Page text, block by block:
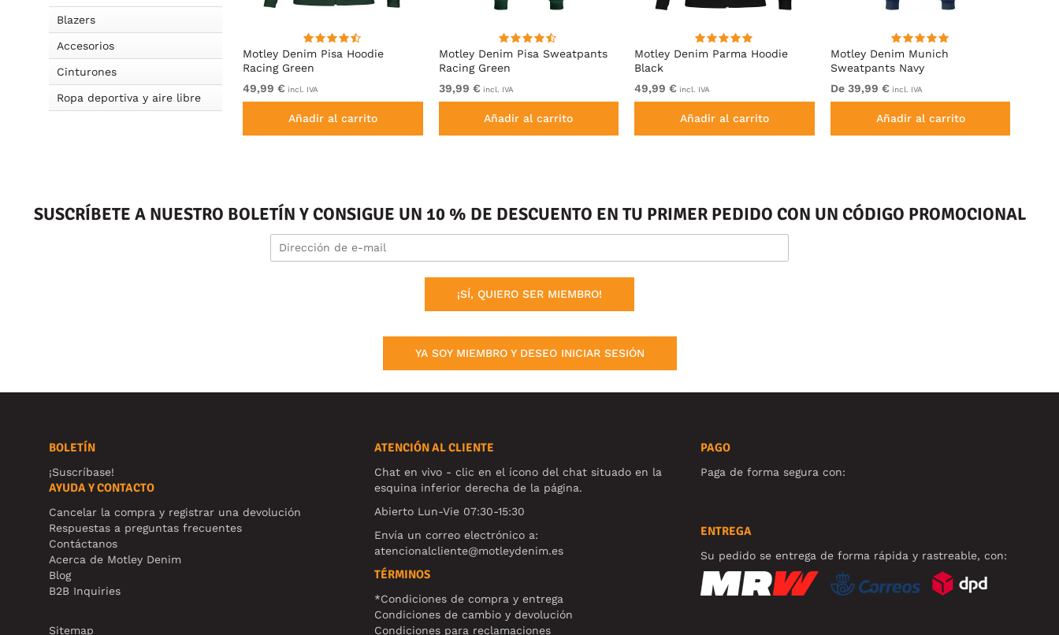
Blazers
Accesorios
Cinturones
Ropa deportiva y aire libre
Motley Denim Milan Camiseta
Antracita
De 19,99 €
Motley Denim Pisa Hoodie
Racing Green
49,99 € incl. IVA
Añadir al carrito
Motley Denim Pisa Sweatpants
Racing Green
39,99 € incl. IVA
Añadir al carrito
Motley Denim Parma Hoodie
Black
49,99 € incl. IVA
Añadir al carrito
Motley Denim Munich
Sweatpants Navy
De 39,99 € incl. IVA
Añadir al carrito
SUSCRÍBETE A NUESTRO BOLETÍN Y CONSIGUE UN 10 % DE DESCUENTO EN TU PRIMER PEDIDO CON UN CÓDIGO PROMOCIONAL
¡SÍ, QUIERO SER MIEMBRO!
YA SOY MIEMBRO Y DESEO INICIAR SESIÓN
BOLETÍN
¡Suscríbase!
AYUDA Y CONTACTO
Cancelar la compra y registrar una devolución
Respuestas a preguntas frecuentes
Contáctanos
Acerca de Motley Denim
Blog
B2B Inquiries
Sitemap
ATENCIÓN AL CLIENTE
Chat en vivo - clic en el ícono del chat situado en la
esquina inferior derecha de la página.
Abierto Lun-Vie 07:30-15:30
Envía un correo electrónico a:
atencionalcliente@motleydenim.es
TÉRMINOS
*Condiciones de compra y entrega
Condiciones de cambio y devolución
Condiciones para reclamaciones
PAGO
Paga de forma segura con:
ENTREGA
Su pedido se entrega de forma rápida y rastreable, con: